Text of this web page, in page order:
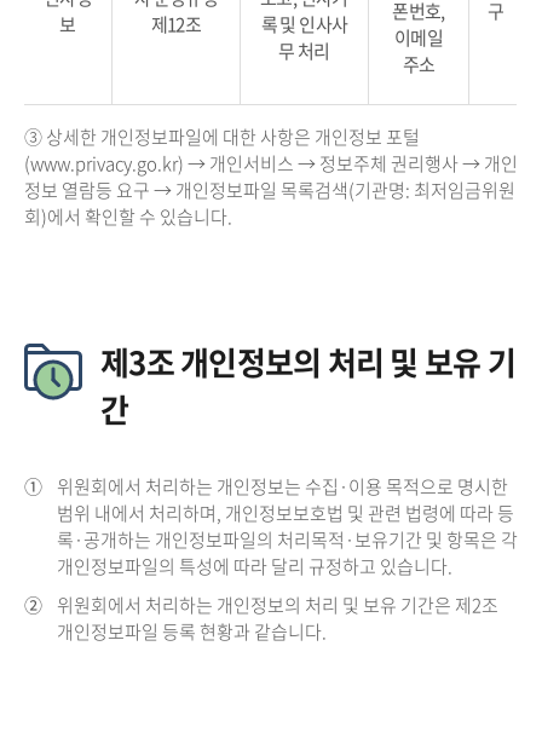
보
제12조
록 및 인사사
무 처리
폰번호,
이메일
주소
구
③ 상세한 개인정보파일에 대한 사항은 개인정보 포털
(www.privacy.go.kr) → 개인서비스 → 정보주체 권리행사 → 개인
정보 열람등 요구 → 개인정보파일 목록검색(기관명: 최저임금위원
회)에서 확인할 수 있습니다.
제3조 개인정보의 처리 및 보유 기
간
① 위원회에서 처리하는 개인정보는 수집·이용 목적으로 명시한
범위 내에서 처리하며, 개인정보보호법 및 관련 법령에 따라 등
록·공개하는 개인정보파일의 처리목적·보유기간 및 항목은 각
개인정보파일의 특성에 따라 달리 규정하고 있습니다.
② 위원회에서 처리하는 개인정보의 처리 및 보유 기간은 제2조
개인정보파일 등록 현황과 같습니다.